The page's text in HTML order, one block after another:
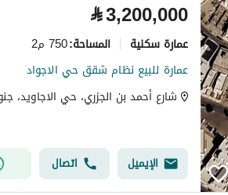
⃁3,200,000
عمارة سكنية المساحة:750 م2
عمارة للبيع نظام شقق حي الاجواد
شارع أحمد بن الجزري، حي الاجاويد،
الإيميل اتصال